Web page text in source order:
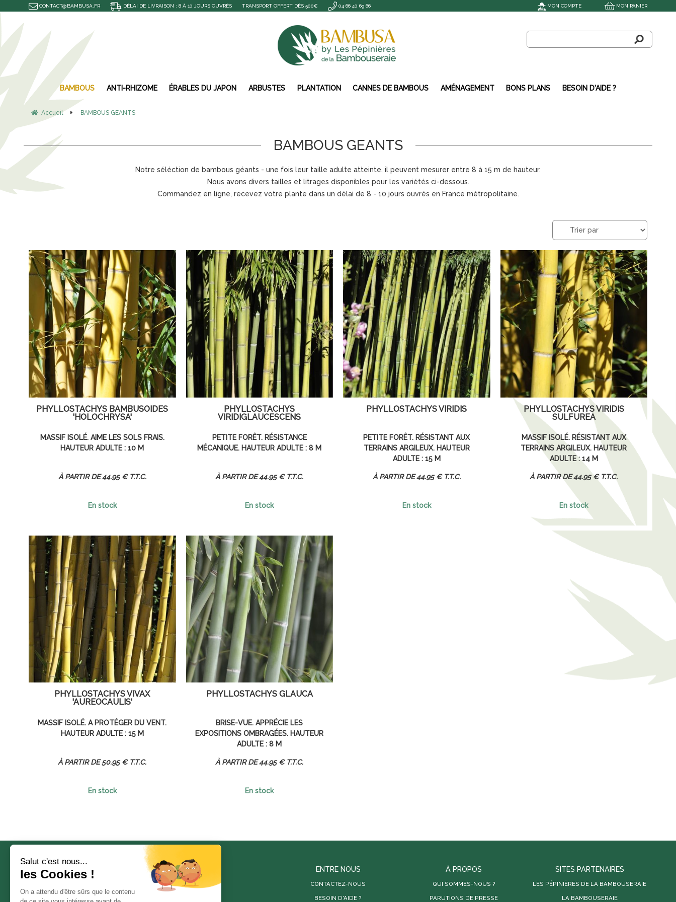
BAMBOUS ANTI-RHIZOME ÉRABLES DU JAPON ARBUSTES PLANTATION CANNES DE BAMBOUS AMÉNAGEMENT BONS PLANS BESOIN D'AIDE ?
Accueil BAMBOUS GEANTS
BAMBOUS GEANTS
Notre séléction de bambous géants - une fois leur taille adulte atteinte, il peuvent mesurer entre 8 à 15 m de hauteur.
Nous avons divers tailles et litrages disponibles pour les variétés ci-dessous.
Commandez en ligne, recevez votre plante dans un délai de 8 - 10 jours ouvrés en France métropolitaine.
PHYLLOSTACHYS BAMBUSOIDES
'HOLOCHRYSA'
MASSIF ISOLÉ. AIME LES SOLS FRAIS.
HAUTEUR ADULTE : 10 M
44.95 € T.T.C.
En stock
PHYLLOSTACHYS
VIRIDIGLAUCESCENS
PETITE FORÊT. RÉSISTANCE
MÉCANIQUE. HAUTEUR ADULTE : 8 M
44.95 € T.T.C.
En stock
PHYLLOSTACHYS VIRIDIS
PETITE FORÊT. RÉSISTANT AUX
TERRAINS ARGILEUX. HAUTEUR
ADULTE : 15 M
44.95 € T.T.C.
En stock
PHYLLOSTACHYS VIRIDIS
SULFUREA
MASSIF ISOLÉ. RÉSISTANT AUX
TERRAINS ARGILEUX. HAUTEUR
ADULTE : 14 M
44.95 € T.T.C.
En stock
PHYLLOSTACHYS VIVAX
'AUREOCAULIS'
MASSIF ISOLÉ. A PROTÉGER DU VENT.
HAUTEUR ADULTE : 15 M
50.95 € T.T.C.
En stock
PHYLLOSTACHYS GLAUCA
BRISE-VUE. APPRÉCIE LES
EXPOSITIONS OMBRAGÉES. HAUTEUR
ADULTE : 8 M
44.95 € T.T.C.
En stock
MON COMPTE MON PANIER
CONTACT@BAMBUSA.FR DÉLAI DE LIVRAISON : 8 À 10 JOURS OUVRÉS TRANSPORT OFFERT DÈS 500€ 04 66 40 69 66
ENTRE NOUS
CONTACTEZ-NOUS
BESOIN D'AIDE ?
À PROPOS
QUI SOMMES-NOUS ?
PARUTIONS DE PRESSE
SITES PARTENAIRES
LES PÉPINIÈRES DE LA BAMBOUSERAIE
LA BAMBOUSERAIE